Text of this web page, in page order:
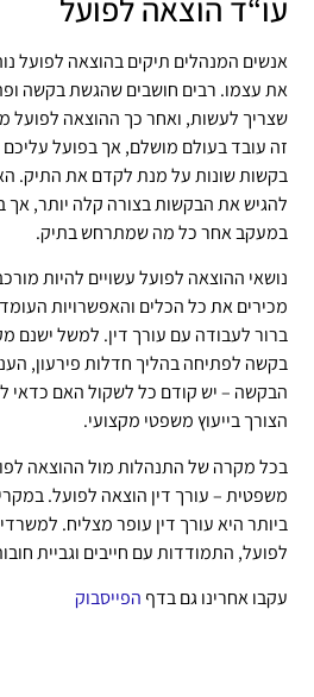
עו“ד הוצאה לפועל
אנשים המנהלים תיקים בהוצאה לפועל
את עצמו. רבים חושבים שהגשת בקשה
שצריך לעשות, ואחר כך ההוצאה לפועל
זה עובד בעולם מושלם, אך בפועל עליכם
בקשות שונות על מנת לקדם את התיק.
להגיש את הבקשות בצורה קלה יותר, אך
במעקב אחר כל מה שמתרחש בתיק.
נושאי ההוצאה לפועל עשויים להיות
מכירים את כל הכלים והאפשרויות
ברור לעבודה עם עורך דין. למשל ישנם
בקשה לפתיחה בהליך חדלות פירעון,
הבקשה – יש קודם כל לשקול האם כדאי
הצורך בייעוץ משפטי מקצועי.
בכל מקרה של התנהלות מול ההוצאה
משפטית – עורך דין הוצאה לפועל.
ביותר היא עורך דין עופר מצליח.
לפועל, התמודדות עם חייבים וגביית
עקבו אחרינו גם בדף הפייסבוק